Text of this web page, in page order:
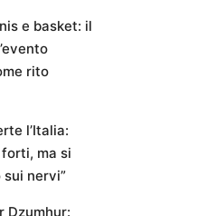
e basket: il
rito
l’Italia:
forti, ma si
nervi”
Dzumhur: